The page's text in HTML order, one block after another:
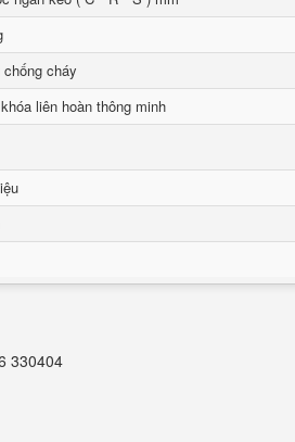
chống cháy
liên hoàn thông minh
330404